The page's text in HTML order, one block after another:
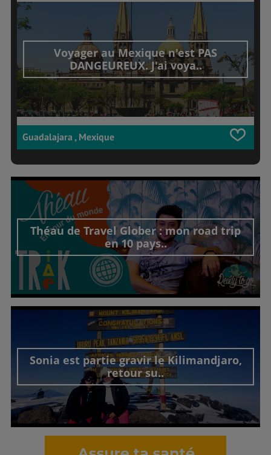
Voyager au Mexique n'est PAS
DANGEUREUX. J'ai voya..
Guadalajara , Mexique
Théau de Travel Glober : mon road trip
en 10 pays..
Découvrir cet interview
Sonia est partie gravir le Kilimandjaro,
retour su..